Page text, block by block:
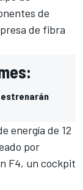
de
de fibra
energía de 12
por
F4, un cockpit